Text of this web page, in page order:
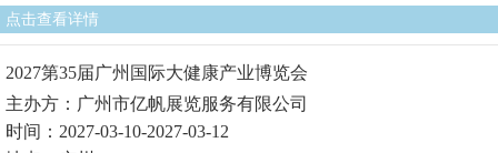
点击查看详情
2027第35届广州国际大健康产业博览会
主办方：广州市亿帆展览服务有限公司
时间：2027-03-10-2027-03-12